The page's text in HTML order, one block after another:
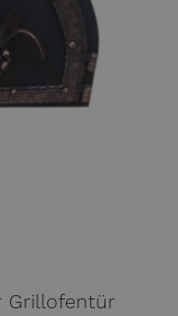
Grillofentür